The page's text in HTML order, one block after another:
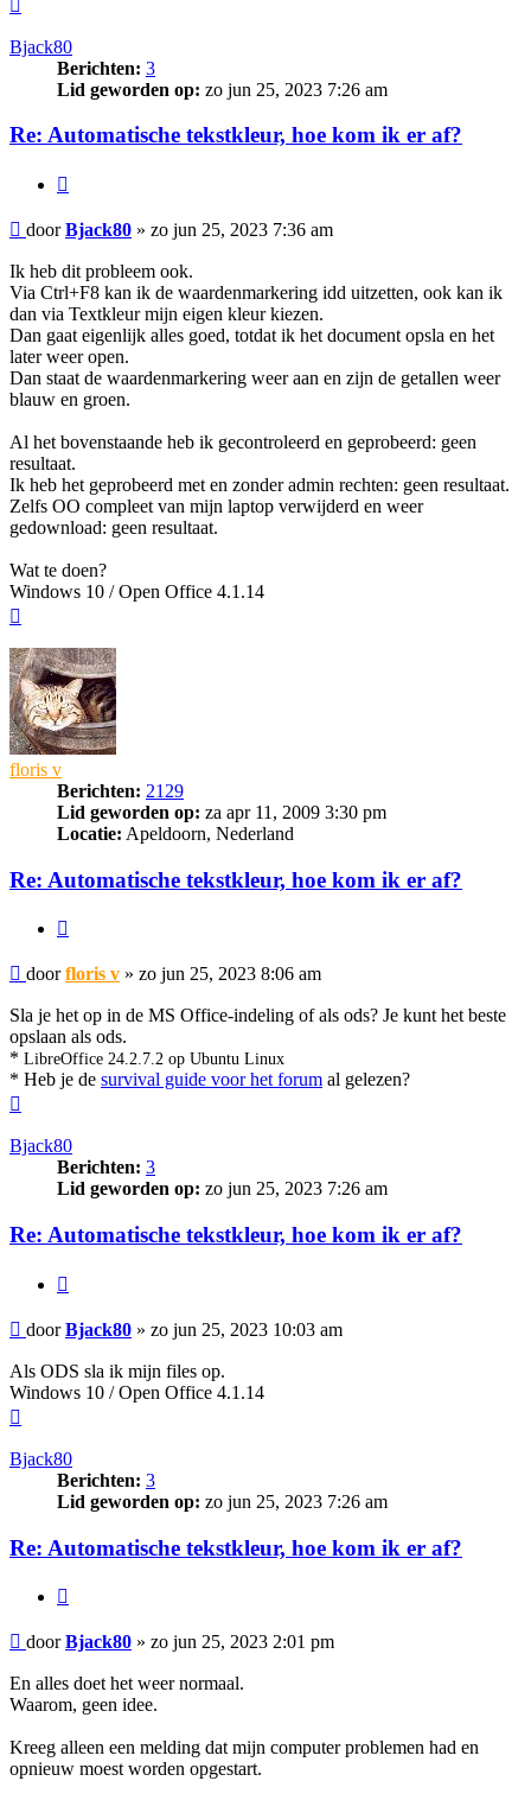
Bjack80
Berichten: 3
Lid geworden op: zo jun 25, 2023 7:26 am
Re: Automatische tekstkleur, hoe kom ik er af?
Bericht
doorBjack80 » zo jun 25, 2023 7:36 am
Ik heb dit probleem ook.
Via Ctrl+F8 kan ik de waardenmarkering idd uitzetten, ook kan ik
dan via Textkleur mijn eigen kleur kiezen.
Dan gaat eigenlijk alles goed, totdat ik het document opsla en het
later weer open.
Dan staat de waardenmarkering weer aan en zijn de getallen weer
blauw en groen.
Al het bovenstaande heb ik gecontroleerd en geprobeerd: geen
resultaat.
Ik heb het geprobeerd met en zonder admin rechten: geen resultaat.
Zelfs OO compleet van mijn laptop verwijderd en weer
gedownload: geen resultaat.
Wat te doen?
Windows 10 / Open Office 4.1.14
floris v
Berichten: 2129
Lid geworden op: za apr 11, 2009 3:30 pm
Locatie: Apeldoorn, Nederland
Re: Automatische tekstkleur, hoe kom ik er af?
Bericht
doorfloris v » zo jun 25, 2023 8:06 am
Sla je het op in de MS Office-indeling of als ods? Je kunt het beste
opslaan als ods.
* LibreOffice 24.2.7.2 op Ubuntu Linux
* Heb je de survival guide voor het forum al gelezen?
Bjack80
Berichten: 3
Lid geworden op: zo jun 25, 2023 7:26 am
Re: Automatische tekstkleur, hoe kom ik er af?
Bericht
doorBjack80 » zo jun 25, 2023 10:03 am
Als ODS sla ik mijn files op.
Windows 10 / Open Office 4.1.14
Bjack80
Berichten: 3
Lid geworden op: zo jun 25, 2023 7:26 am
Re: Automatische tekstkleur, hoe kom ik er af?
Bericht
doorBjack80 » zo jun 25, 2023 2:01 pm
En alles doet het weer normaal.
Waarom, geen idee.
Kreeg alleen een melding dat mijn computer problemen had en
opnieuw moest worden opgestart.